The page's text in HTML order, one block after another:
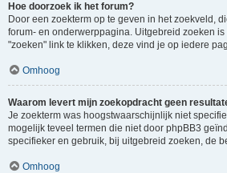
Hoe doorzoek ik het forum?
Door een zoekterm op te geven in het zoekveld,
forum- en onderwerppagina. Uitgebreid zoeken
"zoeken" link te klikken, deze vind je op iedere
Omhoog
Waarom levert mijn zoekopdracht geen
Je zoekterm was hoogstwaarschijnlijk niet
mogelijk teveel termen die niet door phpBB3
specifieker en gebruik, bij uitgebreid zoeken, de
Omhoog